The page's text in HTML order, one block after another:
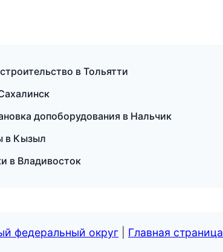
в Тольятти
допоборудования в Нальчик
в Кызыл
в Владивосток
федеральный округ Главная страница